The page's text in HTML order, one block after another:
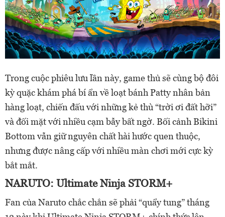
Trong cuộc phiêu lưu lần này, game thủ sẽ cùng bộ đôi
kỳ quặc khám phá bí ẩn về loạt bánh Patty nhân bản
hàng loạt, chiến đấu với những kẻ thù “trời ơi đất hỡi”
và đối mặt với nhiều cạm bẫy bất ngờ. Bối cảnh Bikini
Bottom vẫn giữ nguyên chất hài hước quen thuộc,
nhưng được nâng cấp với nhiều màn chơi mới cực kỳ
bắt mắt.
NARUTO: Ultimate Ninja STORM+
Fan của Naruto chắc chắn sẽ phải “quẩy tung” tháng